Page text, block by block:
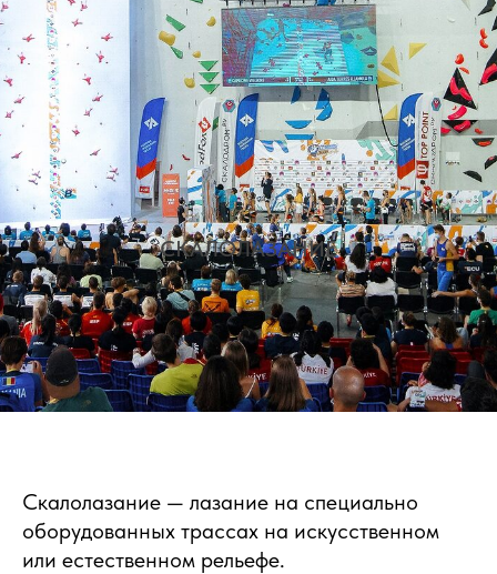
СКАЛОЛАЗАНИЕ
Скалолазание — лазание на специально
оборудованных трассах на искусственном
или естественном рельефе.